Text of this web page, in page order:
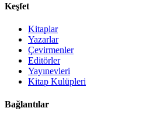
Keşfet
Kitaplar
Yazarlar
Çevirmenler
Editörler
Yayınevleri
Kitap Kulüpleri
Bağlantılar